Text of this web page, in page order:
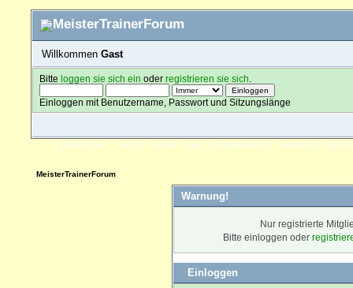
Willkommen Gast
Bitteloggen sie sich ein oderregistrieren sie sich
Einloggen mit Benutzername, Passwort und Sitzungslänge
ÜBERSICHT HILFE SUCHE FAQ FORENREGELN SPENDEN
MeisterTrainerForum
Warnung!
Nur registrierte
Bitte einloggen oder
Einloggen